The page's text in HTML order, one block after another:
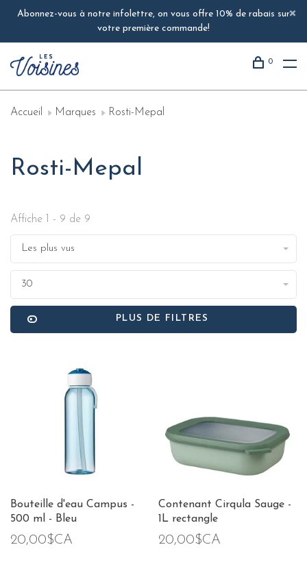
Abonnez-vous à notre infolettre, on vous offre 10% de rabais sur
votre première commande!
0
Accueil Marques Rosti-Mepal
Rosti-Mepal
Affiche 1 - 9 de 9
Les plus vus
30
PLUS DE FILTRES
Bouteille d'eau Campus -
500 ml - Bleu
20,00$CA
Contenant Cirqula Sauge -
1L rectangle
20,00$CA